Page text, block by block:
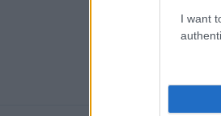
I want